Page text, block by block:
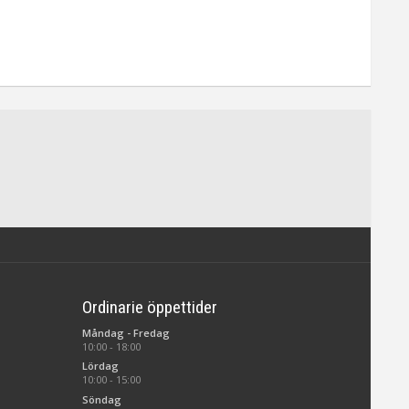
Ordinarie öppettider
Måndag - Fredag
10:00 - 18:00
Lördag
10:00 - 15:00
Söndag